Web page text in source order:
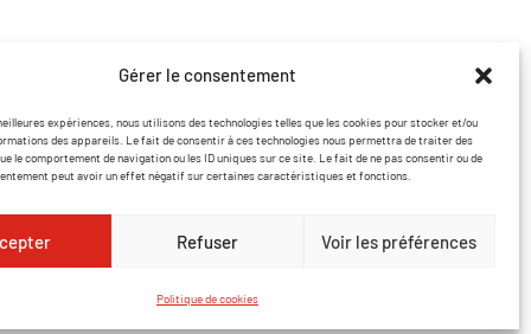
Gérer le consentement
expériences, nous utilisons des technologies telles que les cookies pour stocker et/ou
des appareils. Le fait de consentir à ces technologies nous permettra de traiter des
le comportement de navigation ou les ID uniques sur ce site. Le fait de ne pas consentir ou de
peut avoir un effet négatif sur certaines caractéristiques et fonctions.
Refuser Voir les préférences
Politique de cookies
Instagram
confidentialitéPolitique de cookies